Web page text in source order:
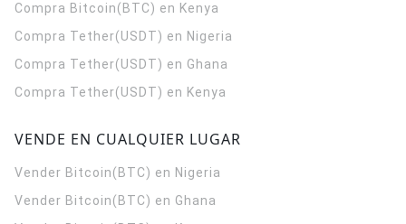
Compra Bitcoin(BTC) en Kenya
Compra Tether(USDT) en Nigeria
Compra Tether(USDT) en Ghana
Compra Tether(USDT) en Kenya
VENDE EN CUALQUIER LUGAR
Vender Bitcoin(BTC) en Nigeria
Vender Bitcoin(BTC) en Ghana